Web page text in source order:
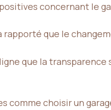
concernant le
rapporté que le
que la
choisir un